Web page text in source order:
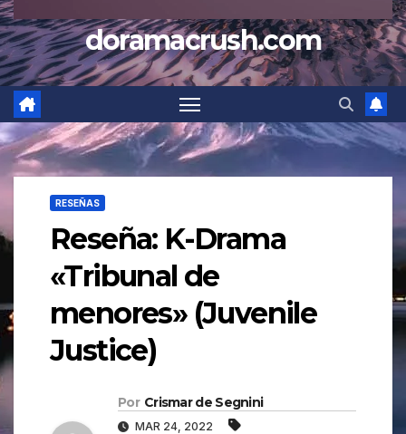
doramacrush.com
RESEÑAS
Reseña: K-Drama
«Tribunal de
menores» (Juvenile
Justice)
Por Crismar de Segnini
MAR 24, 2022